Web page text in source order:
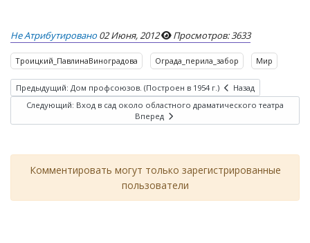
Не Атрибутировано 02 Июня, 2012 Просмотров: 3633
Троицкий_ПавлинаВиноградова Ограда_перила_забор Мир
Предыдущий: Дом профсоюзов. (Построен в 1954 г.)
Назад
Следующий: Вход в сад около областного драматического театра
Вперед
Комментировать могут только зарегистрированные
пользователи